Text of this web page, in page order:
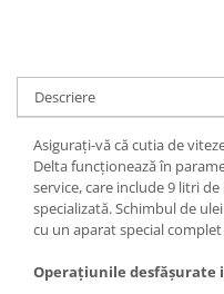
Descriere
Asigurați-vă că cutia de
Delta funcționează în
service, care include 9 litri
specializată. Schimbul de
cu un aparat special
Operațiunile desfășurate